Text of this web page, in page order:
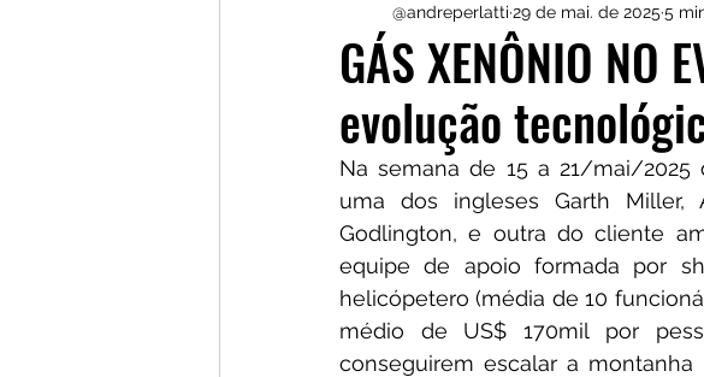
Vias e Setores de Escalada
GÁS XENÔNIO NO
evolução
@andreperlatti 29 de mai. de 2025 5
Na semana de 15 a 21/mai/2025
uma dos ingleses Garth Miller,
Godlington, e outra do cliente
equipe de apoio formada por
helicópetero (média de 10
médio de US$ 170mil por
conseguirem escalar a